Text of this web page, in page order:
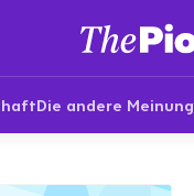
Die andere Meinung